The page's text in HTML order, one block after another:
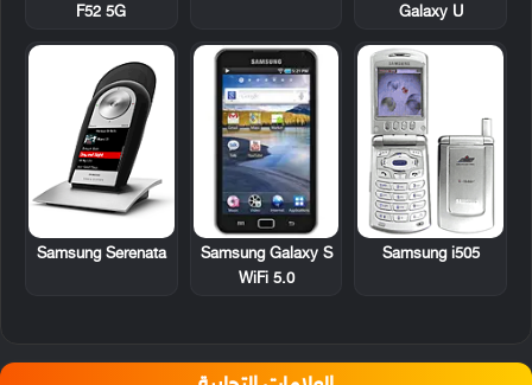
Galaxy U
F52 5G
Samsung i505
Samsung Galaxy S
WiFi 5.0
Samsung Serenata